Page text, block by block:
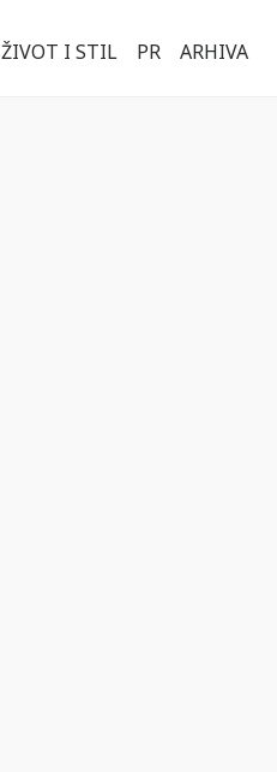
ŽIVOT I STIL PR ARHIVA